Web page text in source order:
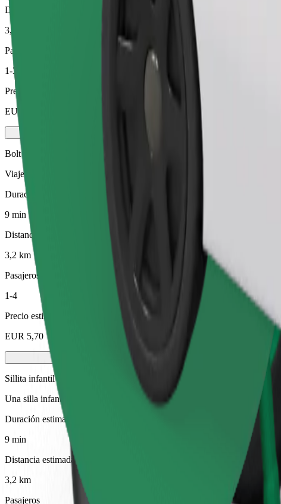
Distancia estimada
3,2 km
Pasajeros
1-3
Precio estimado
EUR 4,90
Bolt
Viajes fiables en coches estándar de tamaño medio.
Duración estimada del viaje
9 min
Distancia estimada
3,2 km
Pasajeros
1-4
Precio estimado
EUR 5,70
Sillita infantil
Una silla infantil con arnés garantiza un viaje seguro para niños de 2 a 6
Duración estimada del viaje
9 min
Distancia estimada
3,2 km
Pasajeros